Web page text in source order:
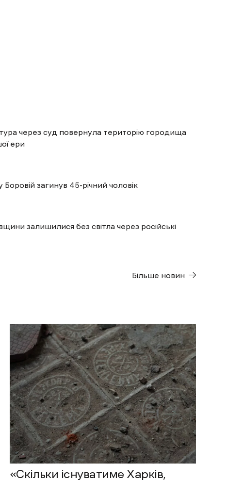
через суд повернула територію городища
ери
загинув 45-річний чоловік
залишилися без світла через російські
Більше новин
«Скільки існуватиме Харків,